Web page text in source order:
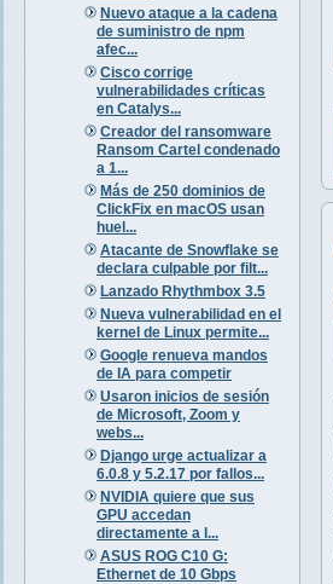
Nuevo ataque a la cadena
de suministro de npm
afec...
Cisco corrige
vulnerabilidades críticas
en Catalys...
Creador del ransomware
Ransom Cartel condenado
a 1...
Más de 250 dominios de
ClickFix en macOS usan
huel...
Atacante de Snowflake se
declara culpable por filt...
Lanzado Rhythmbox 3.5
Nueva vulnerabilidad en el
kernel de Linux permite...
Google renueva mandos
de IA para competir
Usaron inicios de sesión
de Microsoft, Zoom y
webs...
Django urge actualizar a
6.0.8 y 5.2.17 por fallos...
NVIDIA quiere que sus
GPU accedan
directamente a l...
ASUS ROG C10 G:
Ethernet de 10 Gbps